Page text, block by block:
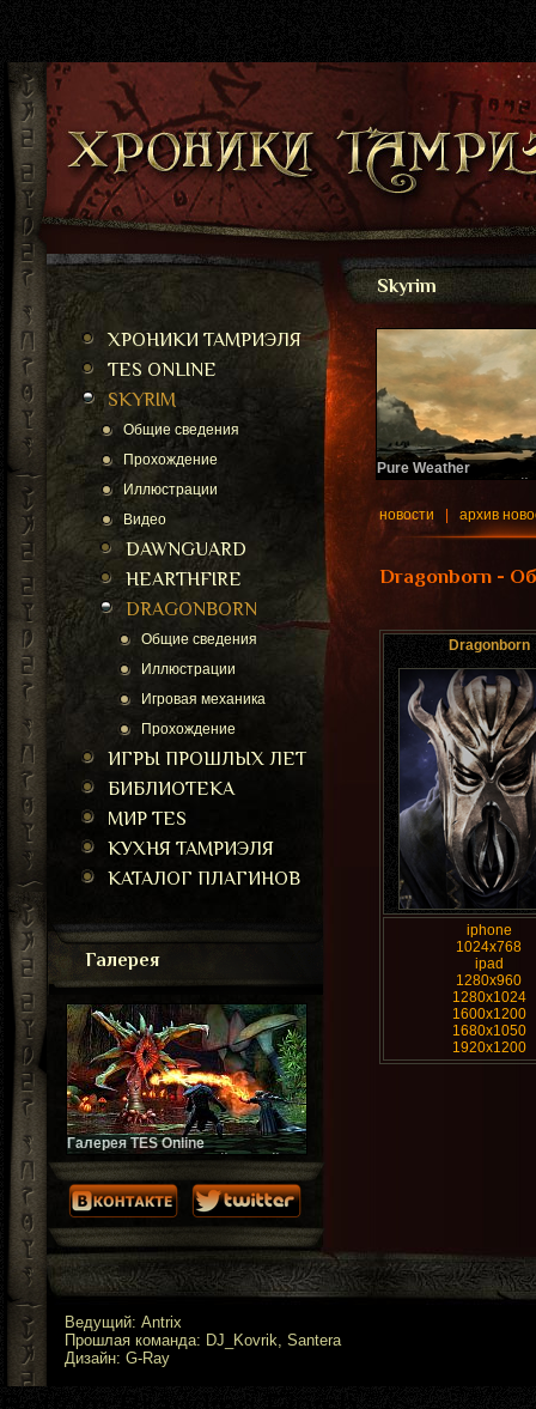
ХРОНИКИ ТАМРИЭЛЯ
TES ONLINE
SKYRIM
Общие сведения
Прохождение
Иллюстрации
Видео
DAWNGUARD
HEARTHFIRE
DRAGONBORN
Общие сведения
Иллюстрации
Игровая механика
Прохождение
ИГРЫ ПРОШЛЫХ ЛЕТ
БИБЛИОТЕКА
МИР TES
КУХНЯ ТАМРИЭЛЯ
КАТАЛОГ ПЛАГИНОВ
Галерея
Галерея TES Online
Скриншоты ожидаемой весной
2014 года онлайн-игры. Галерея
постоянно пополняется!
Skyrim
Pure Weather
Еще один глобальный
плагин.
новости архив
Dragonborn -
Dragonborn
iphone
1024x768
ipad
1280x960
1280x1024
1600x1200
1680x1050
1920x1200
Ведущий: Antrix
Прошлая команда: DJ_Kovrik, Santera
Дизайн: G-Ray